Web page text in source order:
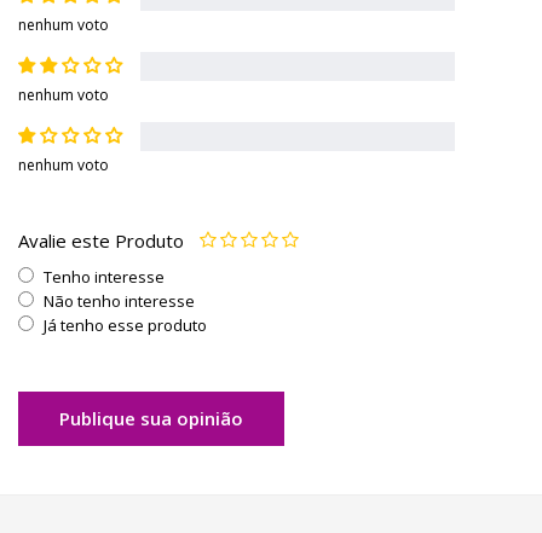
nenhum voto
nenhum voto
nenhum voto
Avalie este Produto
Tenho interesse
Não tenho interesse
Já tenho esse produto
Publique sua opinião